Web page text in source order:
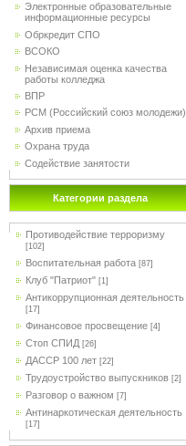
Электронные образовательные
информационные ресурсы
Обркредит СПО
ВСОКО
Независимая оценка качества
работы колледжа
ВПР
РСМ (Российский союз молодежи)
Архив приема
Охрана труда
Содействие занятости
Категории раздела
Противодействие терроризму
[102]
Воспитательная работа [87]
Клуб "Патриот" [1]
Антикоррупционная деятельность
[17]
Финансовое просвещение [4]
Стоп СПИД [26]
ДАССР 100 лет [22]
Трудоустройство выпускников [2]
Разговор о важном [7]
Антинаркотическая деятельность
[17]